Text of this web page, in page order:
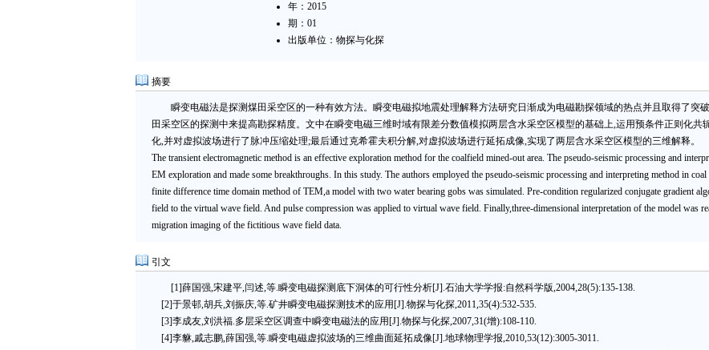
年：2015
期：01
出版单位：物探与化探
摘要
瞬变电磁法是探测煤田采空区的一种有效方法。瞬变电磁拟地震处理解释方法研究日渐成为电磁勘探领域的热点并且取得了突
田采空区的探测中来提高勘探精度。文中在瞬变电磁三维时域有限差分数值模拟两层含水采空区模型的基础上,运用预条件正则化
化,并对虚拟波场进行了脉冲压缩处理;最后通过克希霍夫积分解,对虚拟波场进行延拓成像,实现了两层含水采空区模型的三维解释。
The transient electromagnetic method is an effective exploration method for the coalfield mined-out area. The pseudo-seismic processing and
EM exploration and made some breakthroughs. In this study. The authors employed the pseudo-seismic processing and interpreting method in
finite difference time domain method of TEM,a model with two water bearing gobs was simulated. Pre-condition regularized conjugate gradient
field to the virtual wave field. And pulse compression was applied to virtual wave field. Finally,three-dimensional interpretation of the model was
migration imaging of the fictitious wave field data.
引文
[1]薛国强,宋建平,闫述,等.瞬变电磁探测底下洞体的可行性分析[J].石油大学学报:自然科学版,2004,28(5):135-138.
[2]于景邨,胡兵,刘振庆,等.矿井瞬变电磁探测技术的应用[J].物探与化探,2011,35(4):532-535.
[3]李成友,刘洪福.多层采空区调查中瞬变电磁法的应用[J].物探与化探,2007,31(增):108-110.
[4]李貅,戚志鹏,薛国强,等.瞬变电磁虚拟波场的三维曲面延拓成像[J].地球物理学报,2010,53(12):3005-3011.